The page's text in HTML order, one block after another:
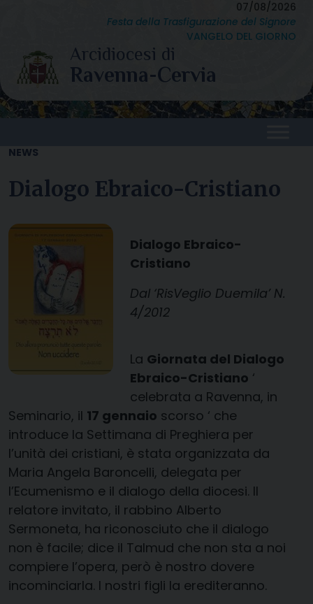
content
07/08/2026
Festa della Trasfigurazione del Signore
VANGELO DEL GIORNO
NEWS
Dialogo Ebraico-Cristiano
Dialogo Ebraico-
Cristiano
Dal ‘RisVeglio Duemila’ N.
4/2012
La Giornata del Dialogo
Ebraico-Cristiano ‘
celebrata a Ravenna, in
Seminario, il 17 gennaio scorso ‘ che
introduce la Settimana di Preghiera per
l’unità dei cristiani, è stata organizzata da
Maria Angela Baroncelli, delegata per
l’Ecumenismo e il dialogo della diocesi. Il
relatore invitato, il rabbino Alberto
Sermoneta, ha riconosciuto che il dialogo
non è facile; dice il Talmud che non sta a noi
compiere l’opera, però è nostro dovere
incominciarla. I nostri figli la erediteranno.